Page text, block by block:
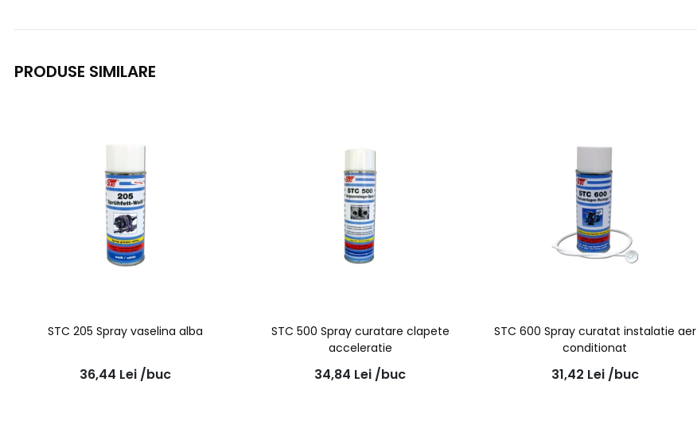
PRODUSE SIMILARE
STC 205 Spray vaselina alba
36,44 Lei /buc
STC 500 Spray curatare clapete
acceleratie
34,84 Lei /buc
STC 600 Spray curatat instalatie aer
conditionat
31,42 Lei /buc